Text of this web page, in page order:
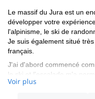
Le massif du Jura est un
développer votre
l'alpinisme, le ski de
Je suis également situé
français.
J'ai d'abord commencé
le ski et l'escalade m'a
classiques dans les
Voir plus